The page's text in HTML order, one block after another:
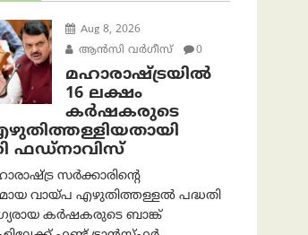
Aug 8, 2026
ആന്‍സി വര്‍ഗീസ്
0
മഹാരാഷ്ട്രയിൽ
16 ലക്ഷം
കർഷകരുടെ
ഫഡ്‌നാവിസ്
സർക്കാരിന്റെ
വായ്പ എഴുതിത്തള്ളൽ പദ്ധതി
കർഷകരുടെ ബാങ്ക്